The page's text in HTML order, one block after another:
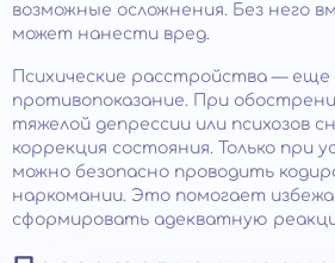
возможные осложнения. Без него
может нанести вред.
Психические расстройства — еще
противопоказание. При
тяжелой депрессии или психозов
коррекция состояния. Только при
можно безопасно проводить
наркомании. Это помогает
сформировать адекватную